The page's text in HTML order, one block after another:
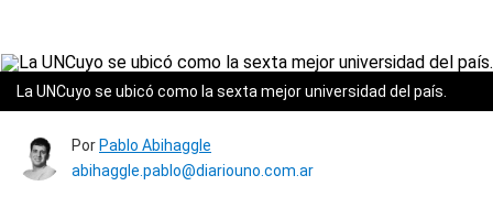
La UNCuyo se ubicó como la sexta mejor universidad del país.
Por Pablo Abihaggle
abihaggle.pablo@diariouno.com.ar